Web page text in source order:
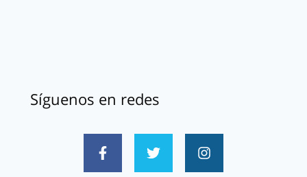
Síguenos en redes